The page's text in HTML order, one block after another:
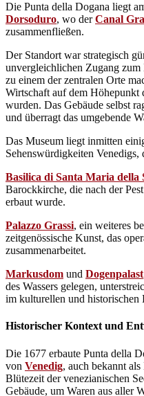
Die Punta della Dogana liegt
Dorsoduro, wo derCanal
zusammenfließen.
Der Standort war strategisch
unvergleichlichen Zugang zum
zu einem der zentralen Orte
Wirtschaft auf dem
wurden. Das Gebäude selbst
und überragt das umgebende
Das Museum liegt inmitten
Sehenswürdigkeiten Venedigs,
Basilica di Santa Maria della
Barockkirche, die nach der
erbaut wurde.
Palazzo Grassi, ein weiteres
zeitgenössische Kunst, das
zusammenarbeitet.
Markusdom und Dogenpalast
des Wassers gelegen,
im kulturellen und historischen
Historischer Kontext und
Die 1677 erbaute Punta della
von Venedig, auch bekannt
Blütezeit der venezianischen
Gebäude, um Waren aus aller